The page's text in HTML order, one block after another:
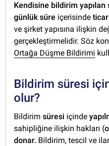
Kendisine bildirim yapılan
günlük süre içerisinde
ve şirket yapısına ilişkin
gerçekleştirmelidir. Söz
Ortağa Düşme Bildirimi
Bildirim süresi
olur?
Bildirimsüresi içinde
sahipliğine ilişkin hakları (
donar. Bildirim, tescil ve